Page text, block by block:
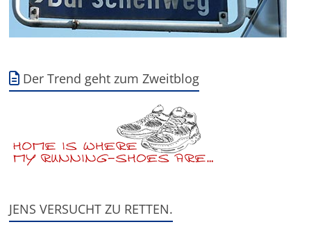
Der Trend geht zum Zweitblog
JENS VERSUCHT ZU RETTEN.